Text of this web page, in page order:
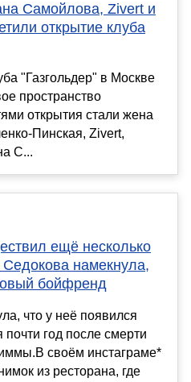
Самойлова, Zivert и
открытие клуба
"Газгольдер" в Москве
пространство
открытия стали жена
Пинская, Zivert,
С...
ещё несколько
намекнула,
бойфренд
что у неё появился
год после смерти
своём инстаграме*
из ресторана, где